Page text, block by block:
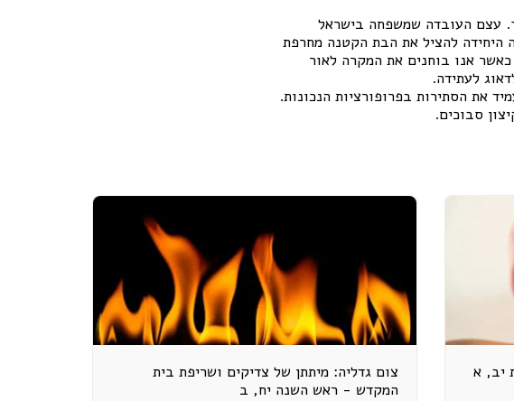
עצם העובדה שמשפחה בישראל
היחידה להציל את הבת הקטנה מחרפת
אנו בוחנים את המקרה לאור
לעתידה.
את הסתירות בפרופורציות הנכונות.
סבוכים.
יב, א
צום גדליה: מיתתן של צדיקים ושריפת בית
המקדש - ראש השנה יח, ב